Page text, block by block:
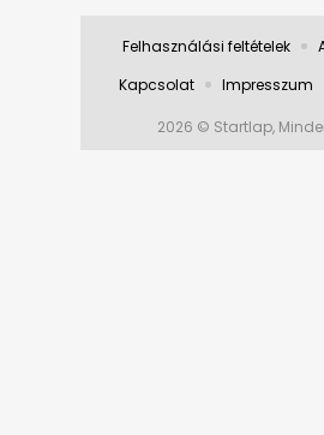
Felhasználási feltételek
Kapcsolat
Impresszum
2026 © Startlap,